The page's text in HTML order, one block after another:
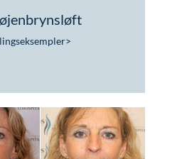
>